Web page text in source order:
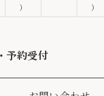
）
）
予約受付